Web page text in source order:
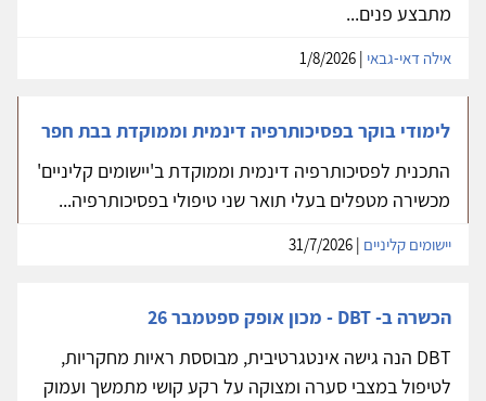
מתבצע פנים...
אילה דאי-גבאי
לימודי בוקר בפסיכותרפיה דינמית וממוקדת בבת חפר
התכנית לפסיכותרפיה דינמית וממוקדת ב'יישומים קליניים'
מכשירה מטפלים בעלי תואר שני טיפולי בפסיכותרפיה...
יישומים קליניים
הכשרה ב- DBT - מכון אופק ספטמבר 26
DBT הנה גישה אינטגרטיבית, מבוססת ראיות מחקריות,
לטיפול במצבי סערה ומצוקה על רקע קושי מתמשך ועמוק